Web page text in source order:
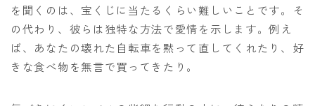
を聞くのは、宝くじに当たるくらい難しいことです。そ
の代わり、彼らは独特な方法で愛情を示します。例え
ば、あなたの壊れた自転車を黙って直してくれたり、好
きな食べ物を無言で買ってきたり。